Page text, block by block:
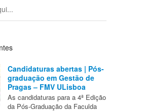
Candidaturas abertas | Pós-
graduação em Gestão de
Pragas – FMV ULisboa
As candidaturas para a 4ª Edição
da Pós-Graduação da Faculda